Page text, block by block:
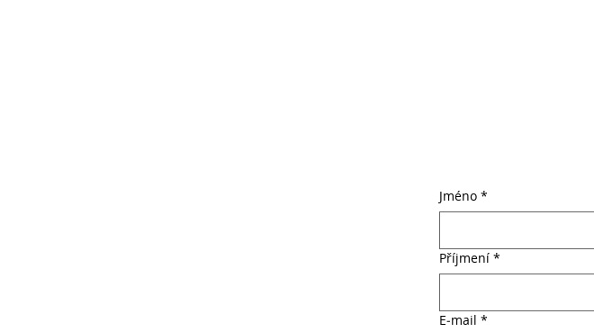
Jméno *
Příjmení *
E‑mail *